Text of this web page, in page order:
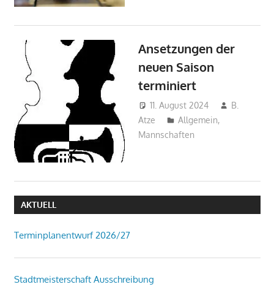
Ansetzungen der
neuen Saison
terminiert
11. August 2024
B.
Atze
Allgemein,
Mannschaften
AKTUELL
Terminplanentwurf 2026/27
Stadtmeisterschaft Ausschreibung